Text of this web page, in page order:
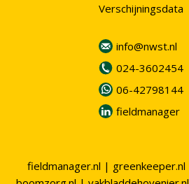
Verschijningsdata
info@nwst.nl
024-3602454
06-42798144
fieldmanager
fieldmanager.nl | greenkeeper.nl